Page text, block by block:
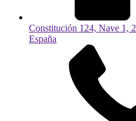
Constitución 124, Nave 1,
España